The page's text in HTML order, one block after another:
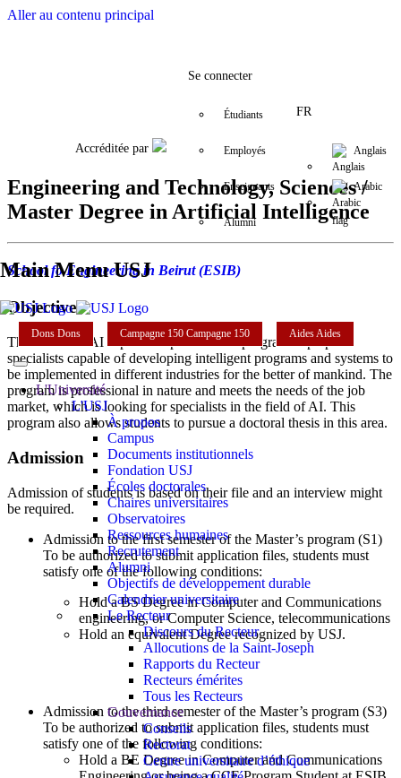
Aller au contenu principal
Facebook
Accréditée par
Se connecter
Étudiants
Employés
Enseignants
Alumni
FR
Anglais
Arabic
Main Menu USJ
Dons Dons Campagne 150 Campagne 150 AidesAides
L'Université
L'USJ
À propos
Campus
Documents institutionnels
Fondation USJ
Écoles doctorales
Chaires universitaires
Observatoires
Ressources humaines
Recrutement
Alumni
Objectifs de développement durable
Calendrier universitaire
Le Recteur
Discours du Recteur
Allocutions de la Saint-Joseph
Rapports du Recteur
Recteurs émérites
Tous les Recteurs
Gouvernance
Conseils
Rectorat
Centre universitaire d’éthique
Engineering and Technology, Sciences /
Master Degree in Artificial Intelligence
School fo Engineering in Beirut (ESIB)
Objectives
The Master in AI is part of a professional program to prepare
specialists capable of developing intelligent programs and systems to
be implemented in different industries for the better of mankind. The
program is professional in nature and meets the needs of the job
market, which is looking for specialists in the field of AI. This
program also allows students to pursue a doctoral thesis in this area.
Admission
Admission of students is based on their file and an interview might
be required.
Admission to the first semester of the Master’s program (S1)
To be authorized to submit application files, students must
satisfy one of the following conditions:
Hold a BS Degree in Computer and Communications
engineering, or Computer Science, telecommunications
Hold an equivalent Degree recognized by USJ.
Admission to the third semester of the Master’s program (S3)
To be authorized to submit application files, students must
satisfy one of the following conditions:
Hold a BE Degree in Computer and Communications